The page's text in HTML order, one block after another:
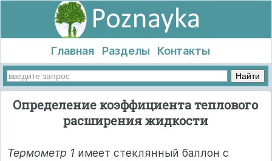
Главная Разделы Контакты
Определение коэффициента теплового
расширения жидкости
Термометр 1 имеет стеклянный баллон с